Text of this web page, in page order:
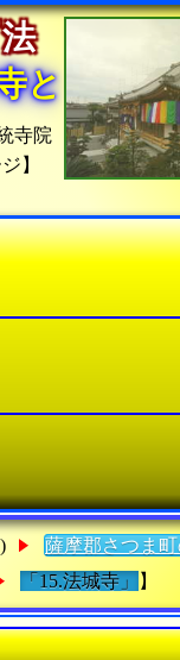
と
寺院
】
薩摩郡さつま
「15.法城寺」 】